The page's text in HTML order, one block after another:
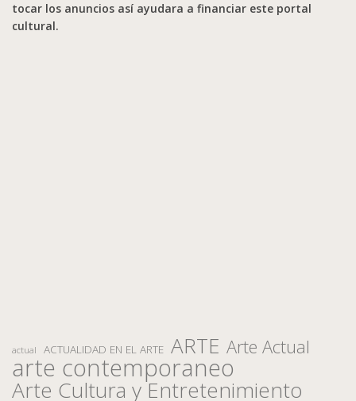
tocar los anuncios así ayudara a financiar este portal
cultural.
actual ACTUALIDAD EN EL ARTE ARTE Arte Actual
arte contemporaneo
Arte Cultura y Entretenimiento